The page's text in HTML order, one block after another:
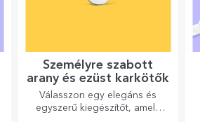
Személyre szabott
arany és ezüst karkötők
Válasszon egy elegáns és
egyszerű kiegészítőt, amely